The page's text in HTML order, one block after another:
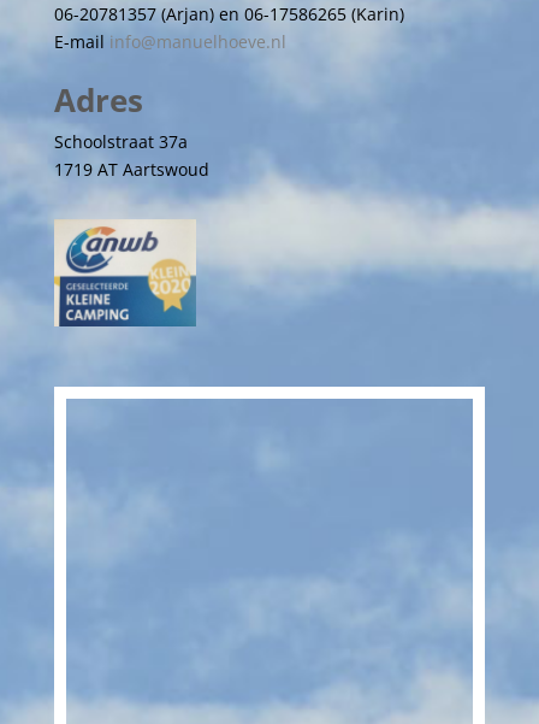
06-20781357 (Arjan) en 06-17586265 (Karin)
E-mail info@manuelhoeve.nl
Adres
Schoolstraat 37a
1719 AT Aartswoud